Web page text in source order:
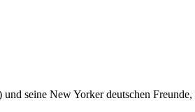
seine New Yorker deutschen